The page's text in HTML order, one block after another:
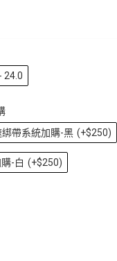
24.0
綁帶系統加購-黑 (+$250)
-白 (+$250)